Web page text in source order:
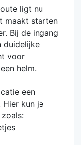
ligt nu
maakt starten
Bij de ingang
duidelijke
voor
helm.
een
Hier kun je
zoals: